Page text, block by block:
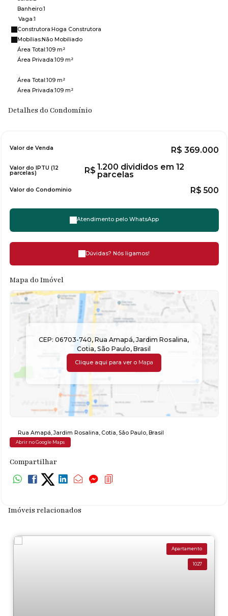
Banheiro:1
Vaga:1
Construtora:Hoga Construtora
Mobílias:Não Mobiliado
Área Total:109 m²
Área Privada:109 m²
Área Total:109 m²
Área Privada:109 m²
Detalhes do Condomínio
R$ 369.000
Valor de Venda
Valor do IPTU (12
parcelas) R$ 1.200 divididos em 12
parcelas
Valor do Condominio R$ 500
Atendimento pelo WhatsApp
Dúvidas? Nós ligamos!
Mapa do Imóvel
CEP: 06703-740,Rua Amapá,Jardim Rosalina,
Cotia,São Paulo,Brasil
Clique aqui para ver o Mapa
Rua Amapá ,Jardim Rosalina Cotia São Paulo, Brasil
Abrir no Google Maps
Compartilhar
Imóveis relacionados
Apartamento
1027